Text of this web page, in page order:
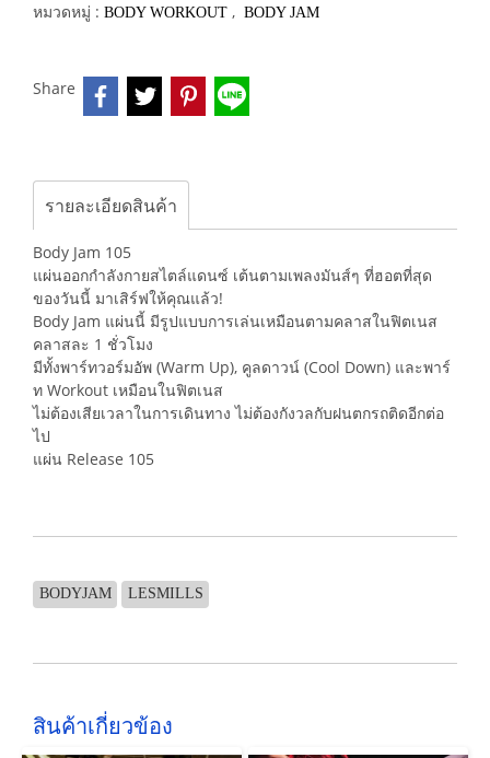
หมวดหมู่ : BODY WORKOUT , BODY JAM
Share
รายละเอียดสินค้า
Body Jam 105
แผ่นออกกำลังกายสไตล์แดนซ์ เต้นตามเพลงมันส์ๆ ที่ฮอตที่สุด
ของวันนี้ มาเสิร์ฟให้คุณแล้ว!
Body Jam แผ่นนี้ มีรูปแบบการเล่นเหมือนตามคลาสในฟิตเนส
คลาสละ 1 ชั่วโมง
มีทั้งพาร์ทวอร์มอัพ (Warm Up), คูลดาวน์ (Cool Down) และพาร์
ท Workout เหมือนในฟิตเนส
ไม่ต้องเสียเวลาในการเดินทาง ไม่ต้องกังวลกับฝนตกรถติดอีกต่อ
ไป
แผ่น Release 105
BODYJAM LESMILLS
สินค้าเกี่ยวข้อง